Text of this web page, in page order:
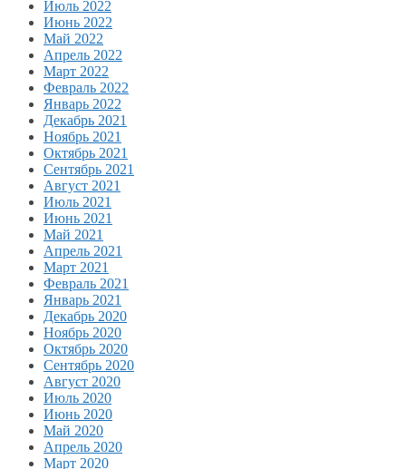
Июль 2022
Июнь 2022
Май 2022
Апрель 2022
Март 2022
Февраль 2022
Январь 2022
Декабрь 2021
Ноябрь 2021
Октябрь 2021
Сентябрь 2021
Август 2021
Июль 2021
Июнь 2021
Май 2021
Апрель 2021
Март 2021
Февраль 2021
Январь 2021
Декабрь 2020
Ноябрь 2020
Октябрь 2020
Сентябрь 2020
Август 2020
Июль 2020
Июнь 2020
Май 2020
Апрель 2020
Март 2020